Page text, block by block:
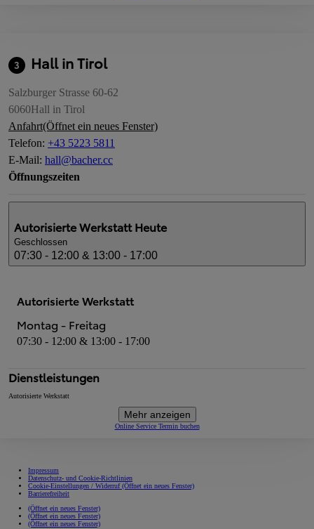
3 Hall in Tirol
Salzburger Strasse 60-62
6060Hall in Tirol
Anfahrt(Öffnet ein neues Fenster)
Telefon: +43 5223 5811
E-Mail: hall@bacher.cc
Öffnungszeiten
Autorisierte Werkstatt Heute
Geschlossen
07:30 - 12:00 & 13:00 - 17:00
Autorisierte Werkstatt
Montag - Freitag
07:30 - 12:00 & 13:00 - 17:00
Dienstleistungen
Autorisierte Werkstatt
Mehr anzeigen
Online Service Termin buchen
Impressum
Datenschutz- und Cookie-Richtlinien
Cookie-Einstellungen / Widerruf(Öffnet ein neues Fenster)
Barrierefreiheit
(Öffnet ein neues Fenster)
(Öffnet ein neues Fenster)
(Öffnet ein neues Fenster)